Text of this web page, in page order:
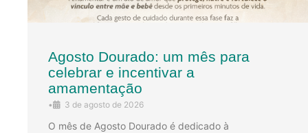
Agosto Dourado: um mês para
celebrar e incentivar a
amamentação
• 3 de agosto de 2026
O mês de Agosto Dourado é dedicado à